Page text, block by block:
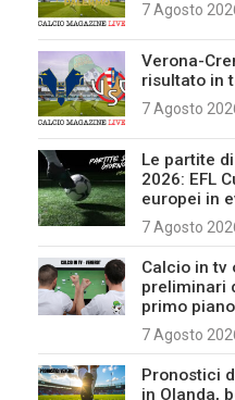
7 Agosto
Verona-
risultato in
7 Agosto
Le partite
2026: EFL
europei in
7 Agosto
Calcio in tv
preliminari
primo piano
7 Agosto
Pronostici
in Olanda,